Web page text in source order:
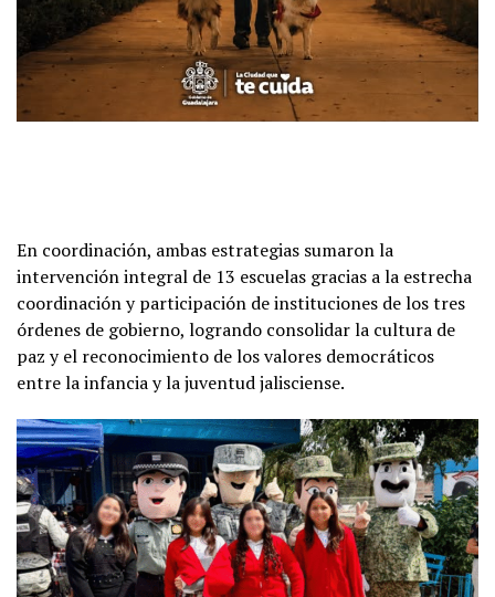
En coordinación, ambas estrategias sumaron la
intervención integral de 13 escuelas gracias a la estrecha
coordinación y participación de instituciones de los tres
órdenes de gobierno, logrando consolidar la cultura de
paz y el reconocimiento de los valores democráticos
entre la infancia y la juventud jalisciense.